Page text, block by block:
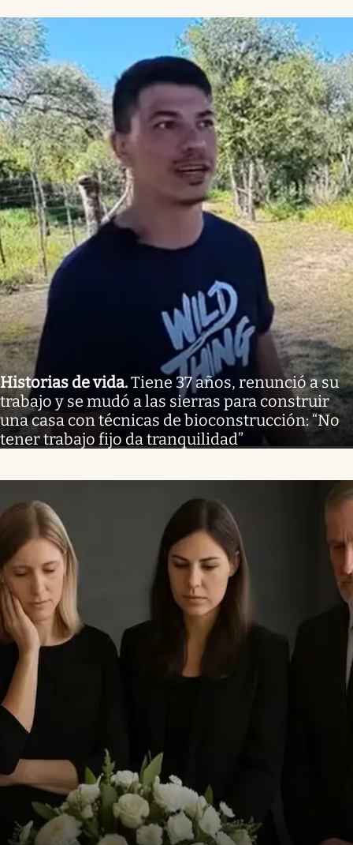
Historias de vida.Tiene 37 años, renunció a su
trabajo y se mudó a las sierras para construir
una casa con técnicas de bioconstrucción: “No
tener trabajo fijo da tranquilidad”